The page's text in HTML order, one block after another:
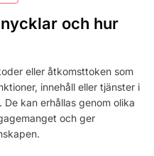
och hur
eller åtkomsttoken som
innehåll eller tjänster i
kan erhållas genom olika
och ger